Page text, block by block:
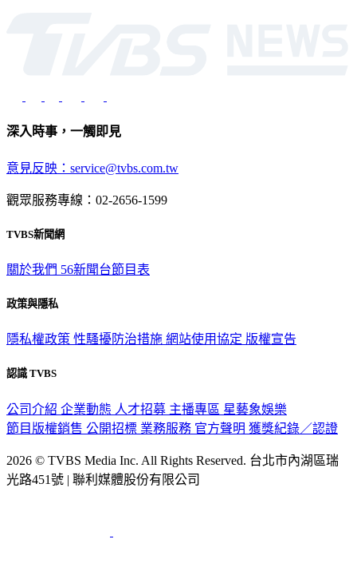
深入時事，一觸即見
意見反映：service@tvbs.com.tw
觀眾服務專線：02-2656-1599
TVBS新聞網
關於我們 56新聞台節目表
政策與隱私
隱私權政策 性騷擾防治措施 網站使用協定 版權宣告
認識 TVBS
公司介紹 企業動態 人才招募 主播專區 星藝象娛樂
節目版權銷售 公開招標 業務服務 官方聲明 獲獎紀錄／認證
2026 © TVBS Media Inc. All Rights Reserved. 台北市內湖區瑞
光路451號 | 聯利媒體股份有限公司